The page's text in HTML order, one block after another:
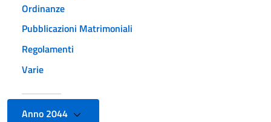
Ordinanze
Pubblicazioni Matrimoniali
Regolamenti
Varie
Anno 2044